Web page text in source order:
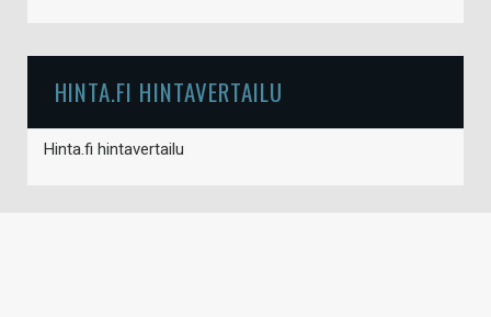
HINTA.FI HINTAVERTAILU
Hinta.fi hintavertailu